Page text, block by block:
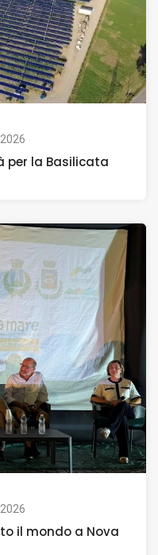
per la Basilicata
il mondo a Nova